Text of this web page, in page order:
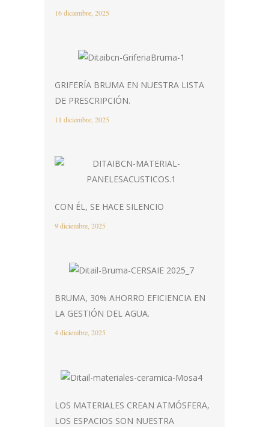
16 diciembre, 2025
GRIFERÍA BRUMA EN NUESTRA LISTA
DE PRESCRIPCIÓN.
11 diciembre, 2025
CON ÉL, SE HACE SILENCIO
9 diciembre, 2025
BRUMA, 30% AHORRO EFICIENCIA EN
LA GESTIÓN DEL AGUA.
4 diciembre, 2025
LOS MATERIALES CREAN ATMÓSFERA,
LOS ESPACIOS SON NUESTRA